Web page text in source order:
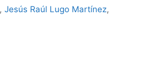
,Jesús Raúl Lugo Martínez,